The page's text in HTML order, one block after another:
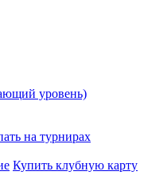
уровень)
на турнирах
Купить клубную карту